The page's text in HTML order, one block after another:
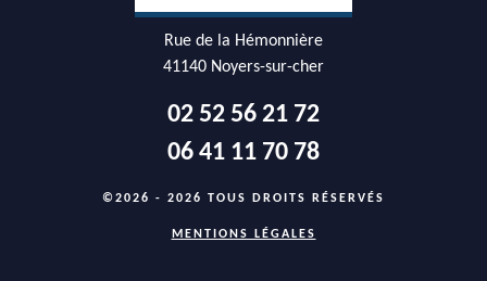
Rue de la Hémonnière
41140 Noyers-sur-cher
02 52 56 21 72
06 41 11 70 78
©2026 - 2026 TOUS DROITS RÉSERVÉS
MENTIONS LÉGALES